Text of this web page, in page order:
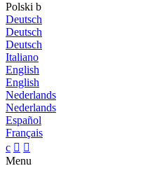
Polski b
Deutsch
Deutsch
Deutsch
Italiano
English
English
Nederlands
Nederlands
Español
Français
c  
Menu